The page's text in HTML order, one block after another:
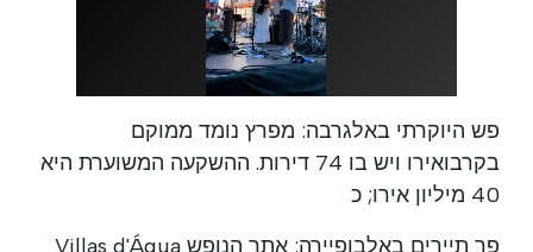
פש היוקרתי באלגרבה: מפרץ נומד ממוקם
בקרבואירו ויש בו 74 דירות. ההשקעה המשוערת היא
40 מיליון אירו; כ
פר תיירים באלבופיירה: אתר הנופש Villas d'Água